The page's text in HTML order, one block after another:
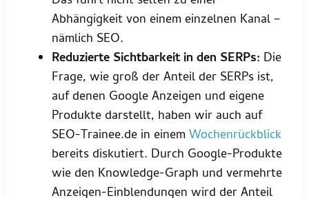
Abhängigkeit von einem einzelnen Kanal –
nämlich SEO.
Reduzierte Sichtbarkeit in den SERPs: Die
Frage, wie groß der Anteil der SERPs ist,
auf denen Google Anzeigen und eigene
Produkte darstellt, haben wir auch auf
SEO-Trainee.de in einem Wochenrückblick
bereits diskutiert. Durch Google-Produkte
wie den Knowledge-Graph und vermehrte
Anzeigen-Einblendungen wird der Anteil